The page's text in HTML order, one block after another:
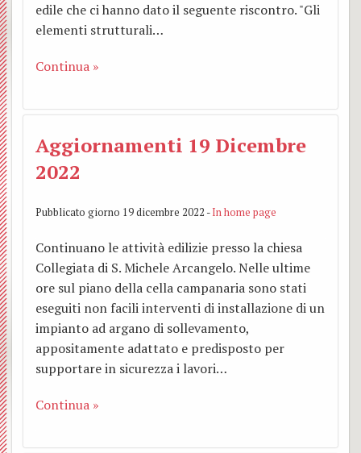
edile che ci hanno dato il seguente riscontro. "Gli
elementi strutturali…
Continua »
Aggiornamenti 19 Dicembre
2022
Pubblicato giorno 19 dicembre 2022 -In home page
Continuano le attività edilizie presso la chiesa
Collegiata di S. Michele Arcangelo. Nelle ultime
ore sul piano della cella campanaria sono stati
eseguiti non facili interventi di installazione di un
impianto ad argano di sollevamento,
appositamente adattato e predisposto per
supportare in sicurezza i lavori…
Continua »